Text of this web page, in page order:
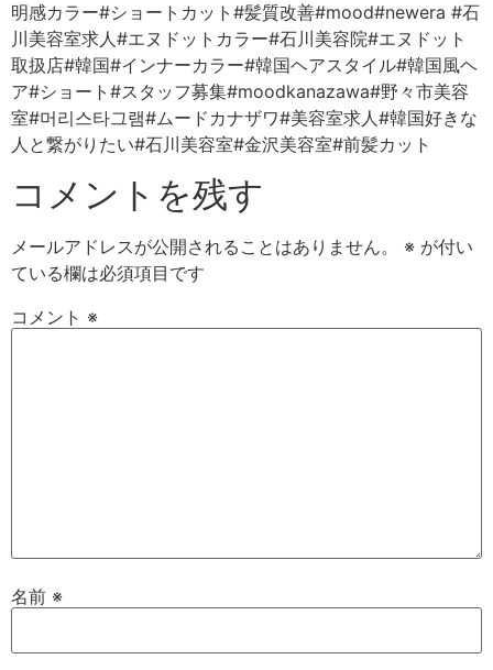
明感カラー#ショートカット#髪質改善#mood#newera #石
川美容室求人#エヌドットカラー#石川美容院#エヌドット
取扱店#韓国#インナーカラー#韓国ヘアスタイル#韓国風ヘ
ア#ショート#スタッフ募集#moodkanazawa#野々市美容
室#머리스타그램#ムードカナザワ#美容室求人#韓国好きな
人と繋がりたい#石川美容室#金沢美容室#前髪カット
コメントを残す
メールアドレスが公開されることはありません。 ※ が付い
ている欄は必須項目です
コメント ※
名前 ※